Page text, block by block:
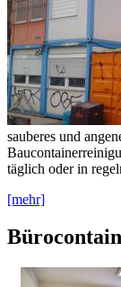
sauberes und
täglich oder in
[mehr]